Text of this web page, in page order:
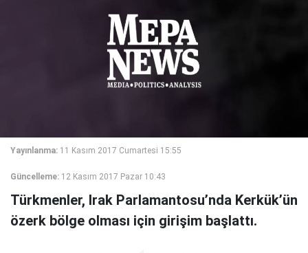
Yayınlanma: 11 Kasım 2017 Cumartesi 15:55
Güncelleme: 12 Kasım 2017 Pazar 10:43
Türkmenler, Irak Parlamantosu’nda Kerkük’ün
özerk bölge olması için girişim başlattı.